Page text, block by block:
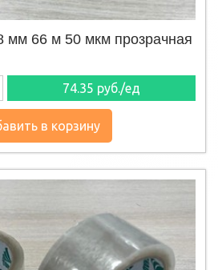
мм 66 м 50 мкм прозрачная
74.35 руб./ед
в корзину